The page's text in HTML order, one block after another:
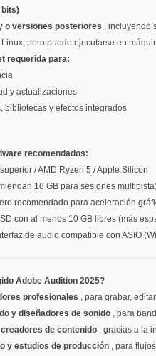
bits)
o versiones posteriores , incluyendo
pero puede ejecutarse en
requerida para:
y actualizaciones
bibliotecas y efectos integrados
recomendados:
/ AMD Ryzen 5 / Apple Silicon
16 GB para sesiones
recomendado para aceleración
con al menos 10 GB libres (más
de audio compatible con ASIO
Adobe Audition 2025?
profesionales , para grabar,
y diseñadores de sonido , para
de contenido , gracias a la
y estudios de producción , para